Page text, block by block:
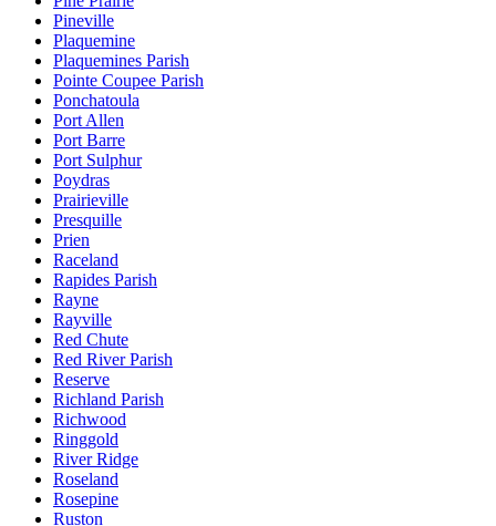
Pineville
Plaquemine
Plaquemines Parish
Pointe Coupee Parish
Ponchatoula
Port Allen
Port Barre
Port Sulphur
Poydras
Prairieville
Presquille
Prien
Raceland
Rapides Parish
Rayne
Rayville
Red Chute
Red River Parish
Reserve
Richland Parish
Richwood
Ringgold
River Ridge
Roseland
Rosepine
Ruston